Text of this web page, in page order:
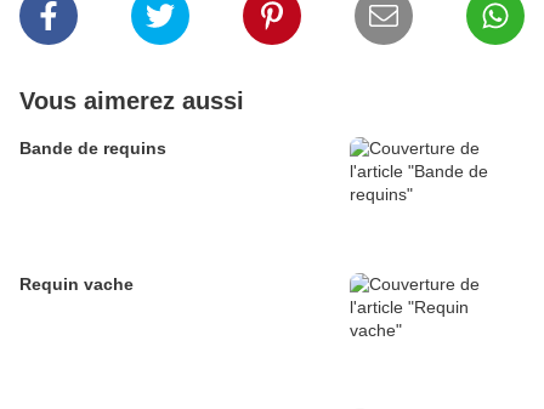
Vous aimerez aussi
Bande de requins
Requin vache